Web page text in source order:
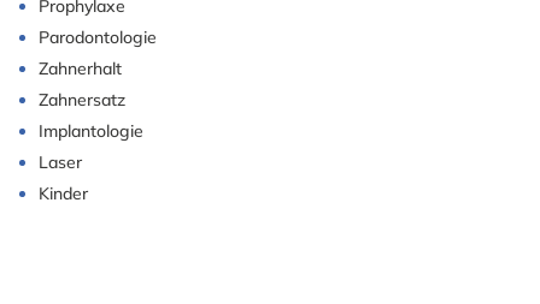
Prophylaxe
Parodontologie
Zahnerhalt
Zahnersatz
Implantologie
Laser
Kinder